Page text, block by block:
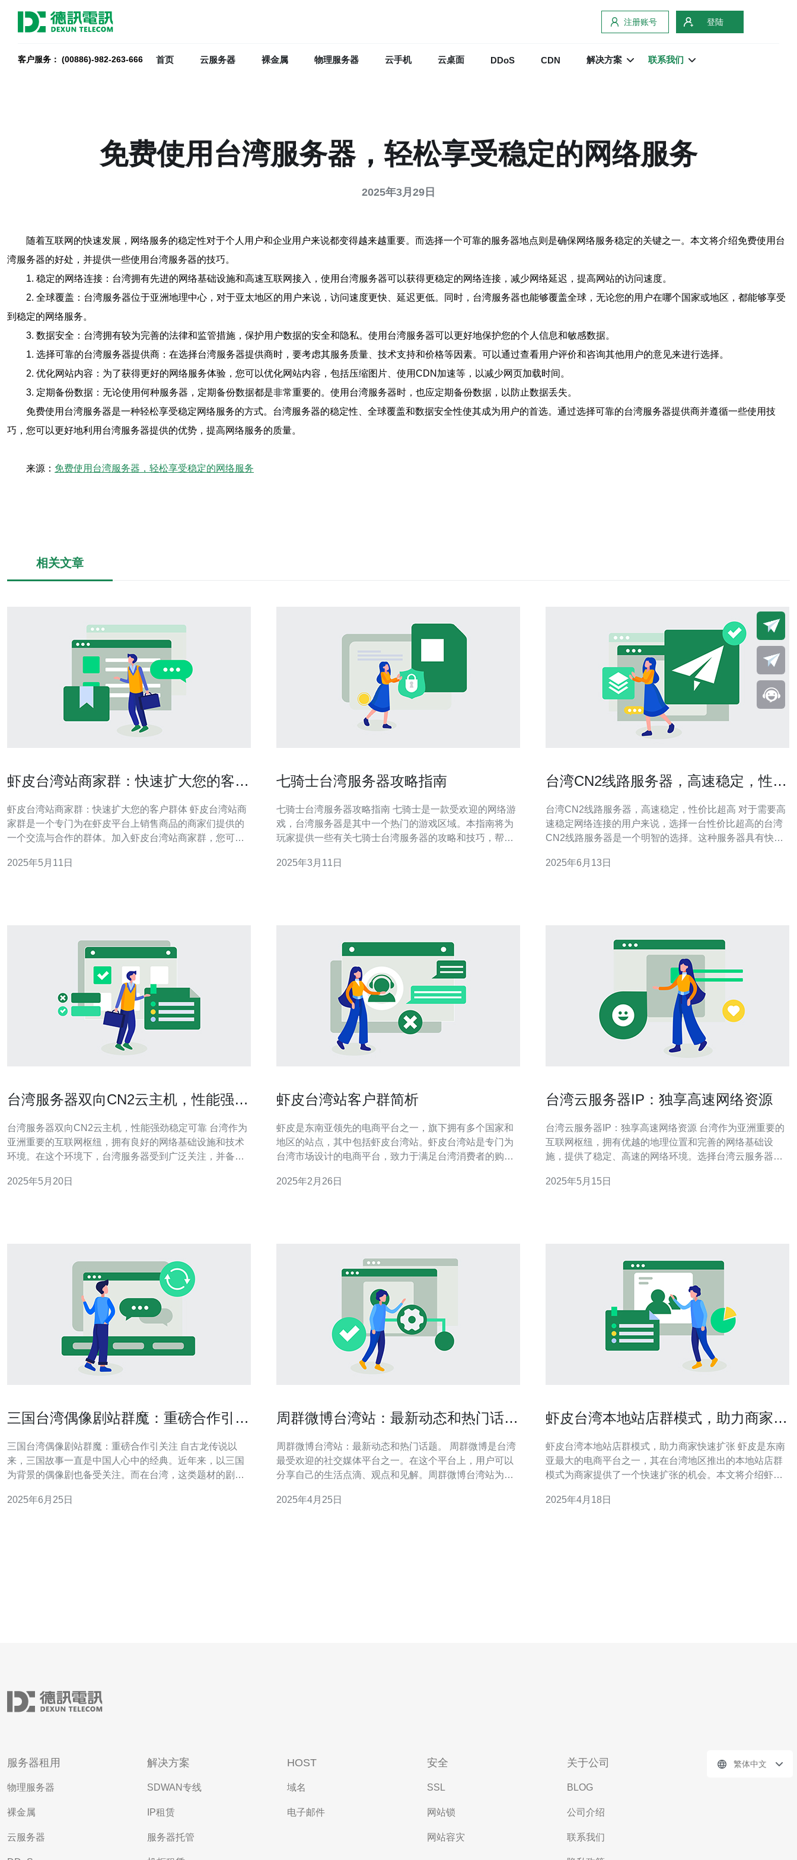
注册账号 登陆
客户服务： (00886)-982-263-666 首页 云服务器 裸金属 物理服务器 云手机 云桌面 DDoS CDN 解决方案 联系我们
免费使用台湾服务器，轻松享受稳定的网络服务
2025年3月29日
随着互联网的快速发展，网络服务的稳定性对于个人用户和企业用户来说都变得越来越重要。而选择一个可靠的服务器地点则是确保网络服务稳定的关键之一。本文将介绍免费使用台
湾服务器的好处，并提供一些使用台湾服务器的技巧。
1. 稳定的网络连接：台湾拥有先进的网络基础设施和高速互联网接入，使用台湾服务器可以获得更稳定的网络连接，减少网络延迟，提高网站的访问速度。
2. 全球覆盖：台湾服务器位于亚洲地理中心，对于亚太地区的用户来说，访问速度更快、延迟更低。同时，台湾服务器也能够覆盖全球，无论您的用户在哪个国家或地区，都能够享受
到稳定的网络服务。
3. 数据安全：台湾拥有较为完善的法律和监管措施，保护用户数据的安全和隐私。使用台湾服务器可以更好地保护您的个人信息和敏感数据。
1. 选择可靠的台湾服务器提供商：在选择台湾服务器提供商时，要考虑其服务质量、技术支持和价格等因素。可以通过查看用户评价和咨询其他用户的意见来进行选择。
2. 优化网站内容：为了获得更好的网络服务体验，您可以优化网站内容，包括压缩图片、使用CDN加速等，以减少网页加载时间。
3. 定期备份数据：无论使用何种服务器，定期备份数据都是非常重要的。使用台湾服务器时，也应定期备份数据，以防止数据丢失。
免费使用台湾服务器是一种轻松享受稳定网络服务的方式。台湾服务器的稳定性、全球覆盖和数据安全性使其成为用户的首选。通过选择可靠的台湾服务器提供商并遵循一些使用技
巧，您可以更好地利用台湾服务器提供的优势，提高网络服务的质量。
来源： 免费使用台湾服务器，轻松享受稳定的网络服务
相关文章
虾皮台湾站商家群：快速扩大您的客户
虾皮台湾站商家群：快速扩大您的客户群体 虾皮台湾站商
家群是一个专门为在虾皮平台上销售商品的商家们提供的
一个交流与合作的群体。加入虾皮台湾站商家群，您可以
加入虾皮台湾站商家群，您将获得以下好处： 与其他商家
2025年5月11日
七骑士台湾服务器攻略指南
七骑士台湾服务器攻略指南 七骑士是一款受欢迎的网络游
戏，台湾服务器是其中一个热门的游戏区域。本指南将为
玩家提供一些有关七骑士台湾服务器的攻略和技巧，帮助
玩家可以选择不同的角色扮演。每个角色都有其独特的特
2025年3月11日
台湾CN2线路服务器，高速稳定，性价
台湾CN2线路服务器，高速稳定，性价比超高 对于需要高
速稳定网络连接的用户来说，选择一台性价比超高的台湾
CN2线路服务器是一个明智的选择。这种服务器具有快速
的需求。 台湾CN2线路服务器采用优质的网络设备和技
2025年6月13日
台湾服务器双向CN2云主机，性能强劲
台湾服务器双向CN2云主机，性能强劲稳定可靠 台湾作为
亚洲重要的互联网枢纽，拥有良好的网络基础设施和技术
环境。在这个环境下，台湾服务器受到广泛关注，并备受
色，受到各行各业的用户青睐。 CN2云主机是一种高性
2025年5月20日
虾皮台湾站客户群简析
虾皮是东南亚领先的电商平台之一，旗下拥有多个国家和
地区的站点，其中包括虾皮台湾站。虾皮台湾站是专门为
台湾市场设计的电商平台，致力于满足台湾消费者的购物
台湾市场的消费者特点。 虾皮台湾站的客户群主要集中在
2025年2月26日
台湾云服务器IP：独享高速网络资源
台湾云服务器IP：独享高速网络资源 台湾作为亚洲重要的
互联网枢纽，拥有优越的地理位置和完善的网络基础设
施，提供了稳定、高速的网络环境。选择台湾云服务器
升用户体验。 台湾云服务器IP提供独享高速网络资源，确
2025年5月15日
三国台湾偶像剧站群魔：重磅合作引关
三国台湾偶像剧站群魔：重磅合作引关注 自古龙传说以
来，三国故事一直是中国人心中的经典。近年来，以三国
为背景的偶像剧也备受关注。而在台湾，这类题材的剧集
重磅合作引起了广泛关注。 据悉，这部三国台湾偶像剧
2025年6月25日
周群微博台湾站：最新动态和热门话
周群微博台湾站：最新动态和热门话题。 周群微博是台湾
最受欢迎的社交媒体平台之一。在这个平台上，用户可以
分享自己的生活点滴、观点和见解。周群微博台湾站为台
新动态和热门话题。 在周群微博台湾站，用户可以第一时
2025年4月25日
虾皮台湾本地站店群模式，助力商家快
虾皮台湾本地站店群模式，助力商家快速扩张 虾皮是东南
亚最大的电商平台之一，其在台湾地区推出的本地站店群
模式为商家提供了一个快速扩张的机会。本文将介绍虾皮
快速扩张。 虾皮台湾本地站店群模式是虾皮电商平台为了
2025年4月18日
服务器租用
物理服务器
裸金属
云服务器
解决方案
SDWAN专线
IP租赁
服务器托管
HOST
域名
电子邮件
安全
SSL
网站锁
网站容灾
关于公司
BLOG
公司介绍
联系我们
繁体中文